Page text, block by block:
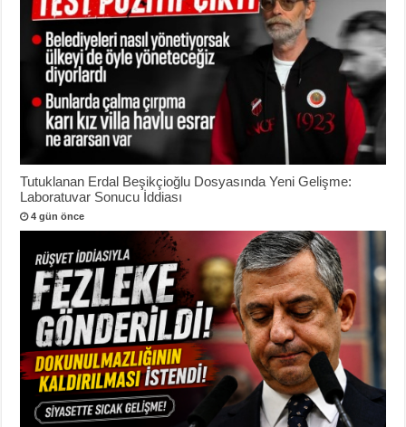
Tutuklanan Erdal Beşikçioğlu Dosyasında Yeni Gelişme:
Laboratuvar Sonucu İddiası
4 gün önce